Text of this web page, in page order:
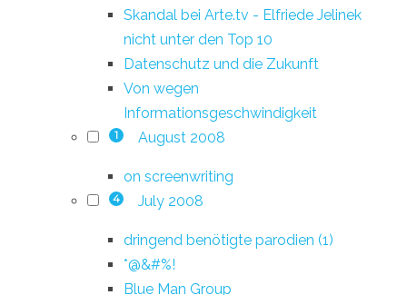
Skandal bei Arte.tv - Elfriede Jelinek
nicht unter den Top 10
Datenschutz und die Zukunft
Von wegen
Informationsgeschwindigkeit
1 August 2008
on screenwriting
4 July 2008
dringend benötigte parodien (1)
*@&#%!
Blue Man Group